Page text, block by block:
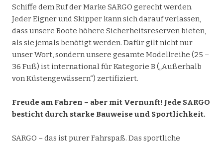
Schiffe dem Ruf der Marke SARGO gerecht werden.
Jeder Eigner und Skipper kann sich darauf verlassen,
dass unsere Boote höhere Sicherheitsreserven bieten,
als sie jemals benötigt werden. Dafür gilt nicht nur
unser Wort, sondern unsere gesamte Modellreihe (25 –
36 Fuß) ist international für Kategorie B („Außerhalb
von Küstengewässern“) zertifiziert.
Freude am Fahren – aber mit Vernunft! Jede SARGO
besticht durch starke Bauweise und Sportlichkeit.
SARGO – das ist purer Fahrspaß. Das sportliche